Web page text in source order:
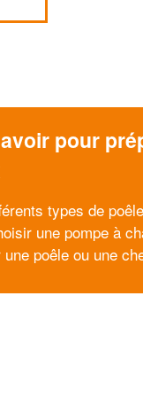
pour
types de
une pompe à
poêle ou une